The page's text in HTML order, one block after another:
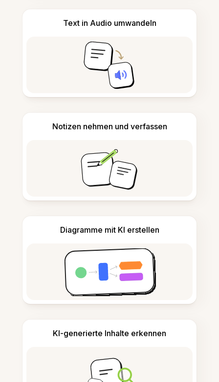
Text in Audio umwandeln
Notizen nehmen und verfassen
Diagramme mit KI erstellen
KI-generierte Inhalte erkennen